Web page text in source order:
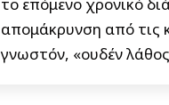
απομάκρυνση από τις
γνωστόν, «ουδέν